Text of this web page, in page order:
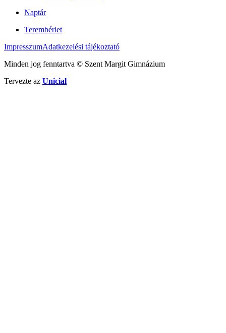
Naptár
Terembérlet
ImpresszumAdatkezelési tájékoztató
Minden jog fenntartva © Szent Margit Gimnázium
Tervezte az Unicial